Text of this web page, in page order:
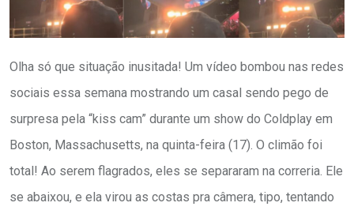
Olha só que situação inusitada! Um vídeo bombou nas redes
sociais essa semana mostrando um casal sendo pego de
surpresa pela “kiss cam” durante um show do Coldplay em
Boston, Massachusetts, na quinta-feira (17). O climão foi
total! Ao serem flagrados, eles se separaram na correria. Ele
se abaixou, e ela virou as costas pra câmera, tipo, tentando